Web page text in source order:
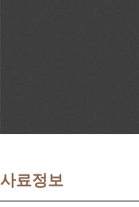
사료정보